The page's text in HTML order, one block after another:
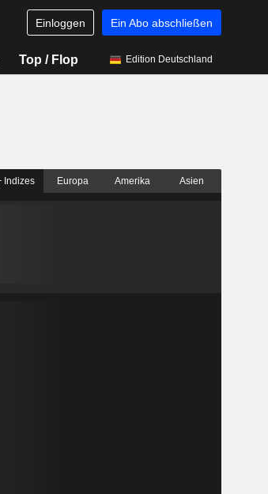
Einloggen Ein Abo abschließen
Top / Flop Edition Deutschland
Indizes Europa Amerika Asien